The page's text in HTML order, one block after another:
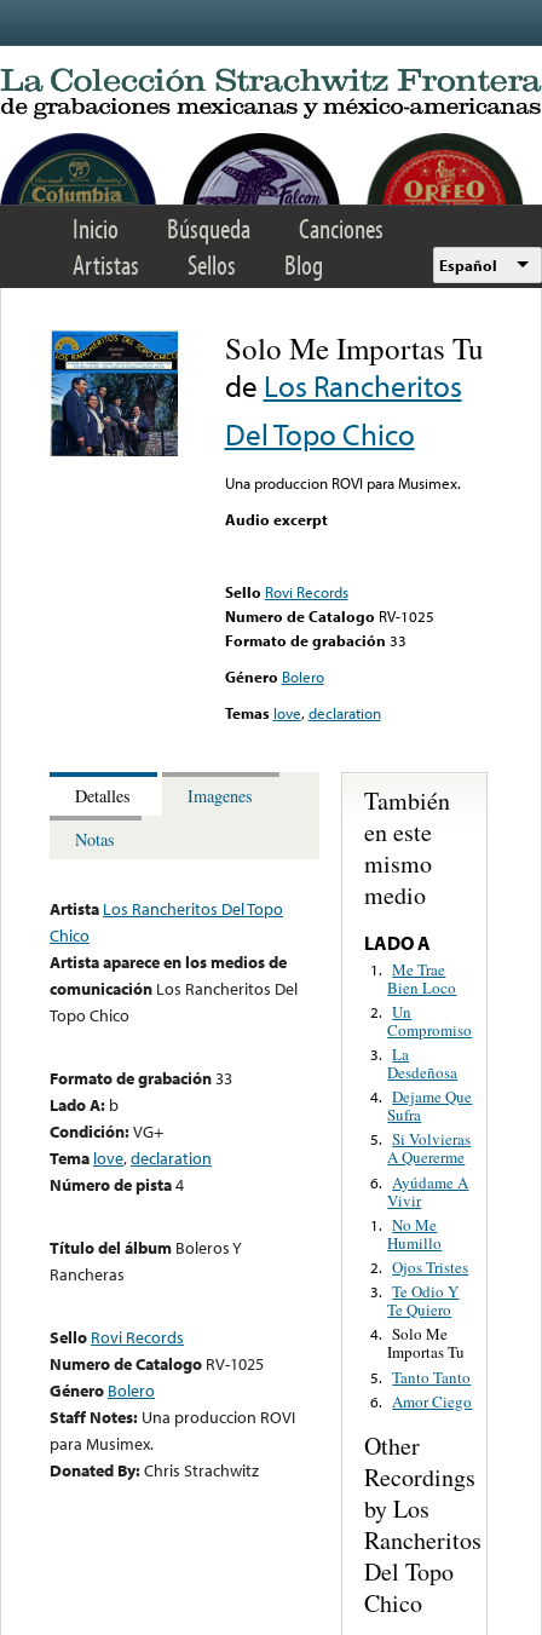
Inicio Búsqueda
Canciones
Artistas
Sellos Blog Español
Solo Me Importas Tu
de Los Rancheritos
Del Topo Chico
Una produccion ROVI para Musimex.
Audio excerpt
Sello Rovi Records
Numero de Catalogo RV-1025
Formato de grabación 33
Género Bolero
Temas love,declaration
Detalles
Imagenes
Notas
Artista Los Rancheritos Del Topo
Chico
Artista aparece en los medios de
comunicación Los Rancheritos Del
Topo Chico
Formato de grabación33
Lado A: b
Condición:VG+
Tema love,declaration
Número de pista4
Título del álbum Boleros Y
Rancheras
Sello Rovi Records
Numero de Catalogo RV-1025
Género Bolero
Staff Notes: Una produccion ROVI
para Musimex.
Donated By:Chris Strachwitz
También
en este
mismo
medio
LADO A
1. Me Trae
Bien Loco
2. Un
Compromiso
3. La
Desdeñosa
4. Dejame Que
Sufra
5. Si Volvieras
A Quererme
6. Ayúdame A
Vivir
1. No Me
Humillo
2. Ojos Tristes
3. Te Odio Y
Te Quiero
4. Solo Me
Importas Tu
5. Tanto Tanto
6. Amor Ciego
Other
Recordings
by Los
Rancheritos
Del Topo
Chico